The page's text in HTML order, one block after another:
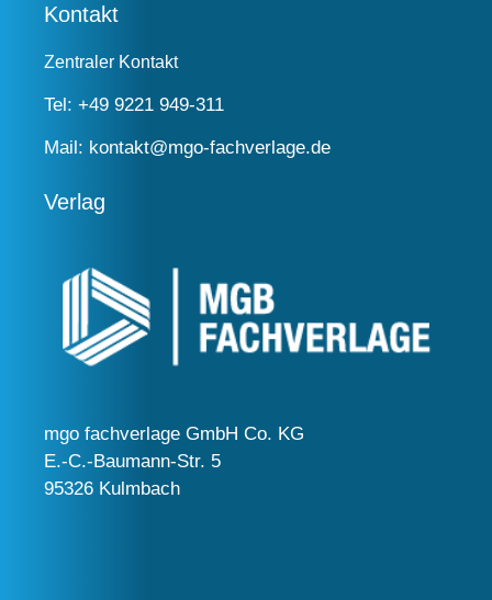
Kontakt
Zentraler Kontakt
Tel: +49 9221 949-311
Mail: kontakt@mgo-fachverlage.de
Verlag
mgo fachverlage GmbH Co. KG
E.-C.-Baumann-Str. 5
95326 Kulmbach